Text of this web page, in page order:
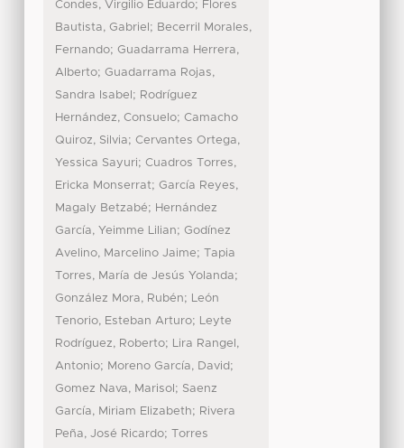
Condes, Virgilio Eduardo; Flores
Bautista, Gabriel ; Becerril Morales,
Fernando; Guadarrama Herrera,
Alberto; Guadarrama Rojas,
Sandra Isabel ; Rodríguez
Hernández, Consuelo; Camacho
Quiroz, Silvia; Cervantes Ortega,
Yessica Sayuri; Cuadros Torres,
Ericka Monserrat; García Reyes,
Magaly Betzabé; Hernández
García, Yeimme Lilian; Godínez
Avelino, Marcelino Jaime; Tapia
Torres, María de Jesús Yolanda;
González Mora, Rubén; León
Tenorio, Esteban Arturo; Leyte
Rodríguez, Roberto; Lira Rangel,
Antonio; Moreno García, David;
Gomez Nava, Marisol ; Saenz
García, Miriam Elizabeth; Rivera
Peña, José Ricardo; Torres